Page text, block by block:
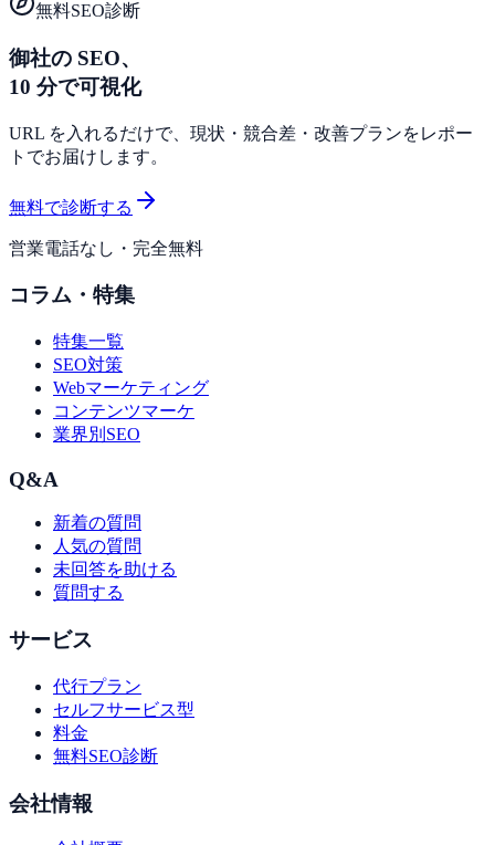
無料SEO診断
御社の SEO、
10 分で可視化
URL を入れるだけで、現状・競合差・改善プランをレポー
トでお届けします。
無料で診断する
営業電話なし・完全無料
コラム・特集
特集一覧
SEO対策
Webマーケティング
コンテンツマーケ
業界別SEO
Q&A
新着の質問
人気の質問
未回答を助ける
質問する
サービス
代行プラン
セルフサービス型
料金
無料SEO診断
会社情報